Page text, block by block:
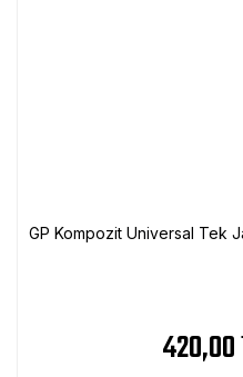
GP Kompozit Universal Tek
420,00